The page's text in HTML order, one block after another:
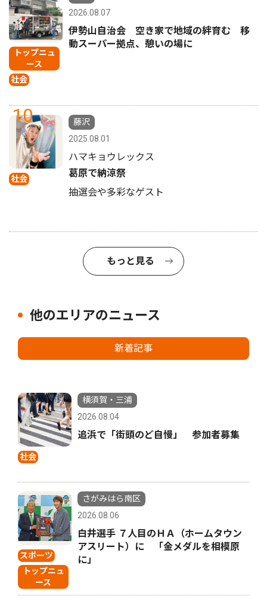
トップニュ
ース
社会
2026.08.07
伊勢山自治会 空き家で地域の絆育む 移
動スーパー拠点、憩いの場に
10
社会
藤沢
2025.08.01
ハマキョウレックス
葛原で納涼祭
抽選会や多彩なゲスト
もっと見る
他のエリアのニュース
新着記事
社会
横須賀・三浦
2026.08.04
追浜で「街頭のど自慢」 参加者募集
スポーツ
トップニュ
ース
さがみはら南区
2026.08.06
白井選手 ７人目のＨＡ（ホームタウン
アスリート）に 「金メダルを相模原
に」